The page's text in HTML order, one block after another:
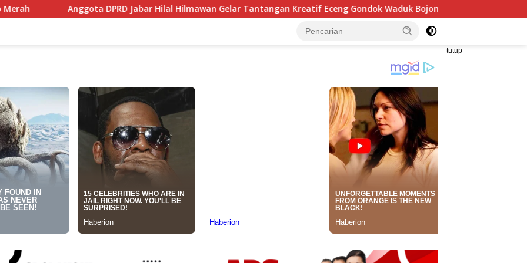
DPRD Jabar Hilal Hilmawan Gelar Tantangan Kreatif Eceng Gondok Waduk Bojongsari, Sediakan Hadiah Rp10 Juta dan Modal
tutup